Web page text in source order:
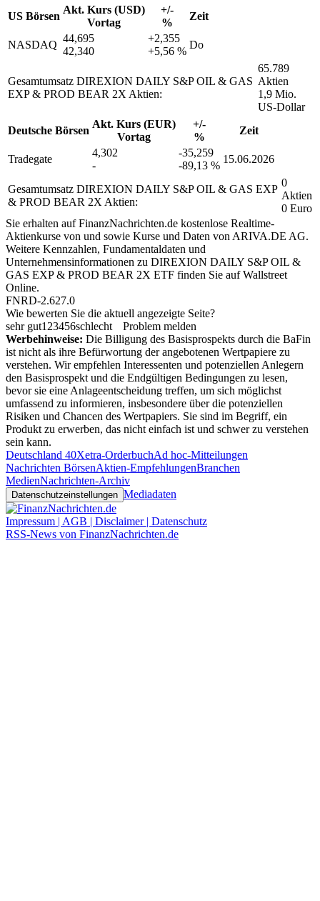
US Börsen
Akt. Kurs (USD)
Vortag
+/-
%
Zeit
NASDAQ
44,695
42,340
+2,355
+5,56 %
Do
Gesamtumsatz DIREXION DAILY S&P OIL & GAS
EXP & PROD BEAR 2X Aktien:
65.789
Aktien
1,9 Mio.
US-Dollar
Deutsche Börsen
Akt. Kurs (EUR)
Vortag
+/-
%
Zeit
Tradegate
4,302
-
-35,259
-89,13 %
15.06.2026
Gesamtumsatz DIREXION DAILY S&P OIL & GAS EXP
& PROD BEAR 2X Aktien:
0
Aktien
0 Euro
Sie erhalten auf FinanzNachrichten.de kostenlose Realtime-
Aktienkurse von und sowie Kurse und Daten von ARIVA.DE AG.
Weitere Kennzahlen, Fundamentaldaten und
Unternehmensinformationen zu DIREXION DAILY S&P OIL &
GAS EXP & PROD BEAR 2X ETF finden Sie aufWallstreet
Online.
FNRD-2.627.0
Wie bewerten Sie die aktuell angezeigte Seite?
sehr gut1 23456schlecht
Problem melden
Werbehinweise: Die Billigung des Basisprospekts durch die BaFin
ist nicht als ihre Befürwortung der angebotenen Wertpapiere zu
verstehen. Wir empfehlen Interessenten und potenziellen Anlegern
den Basisprospekt und die Endgültigen Bedingungen zu lesen,
bevor sie eine Anlageentscheidung treffen, um sich möglichst
umfassend zu informieren, insbesondere über die potenziellen
Risiken und Chancen des Wertpapiers. Sie sind im Begriff, ein
Produkt zu erwerben, das nicht einfach ist und schwer zu verstehen
sein kann.
Deutschland 40Xetra-OrderbuchAd hoc-Mitteilungen
Nachrichten BörsenAktien-EmpfehlungenBranchen
MedienNachrichten-Archiv
Datenschutzeinstellungen Mediadaten
Impressum | AGB | Disclaimer | Datenschutz
RSS-News von FinanzNachrichten.de